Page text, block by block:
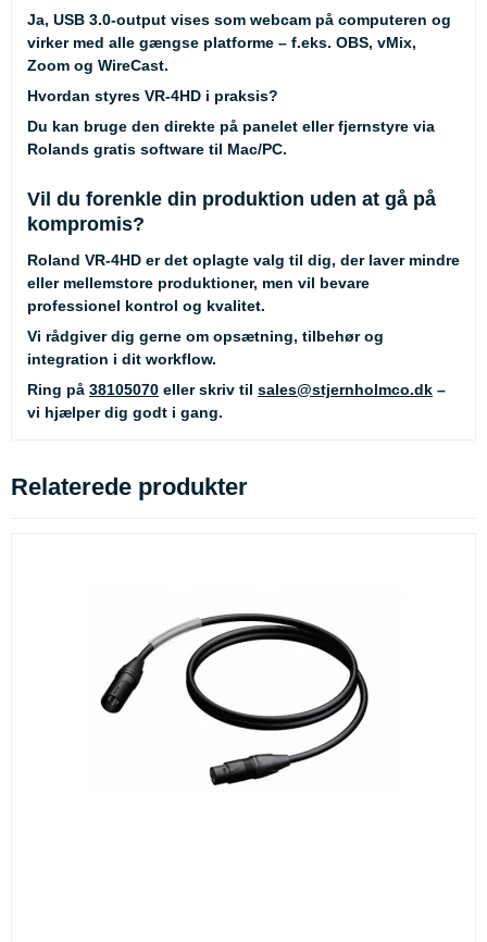
Ja, USB 3.0-output vises som webcam på computeren og
virker med alle gængse platforme – f.eks. OBS, vMix,
Zoom og WireCast.
Hvordan styres VR-4HD i praksis?
Du kan bruge den direkte på panelet eller fjernstyre via
Rolands gratis software til Mac/PC.
Vil du forenkle din produktion uden at gå på
kompromis?
Roland VR-4HD er det oplagte valg til dig, der laver mindre
eller mellemstore produktioner, men vil bevare
professionel kontrol og kvalitet.
Vi rådgiver dig gerne om opsætning, tilbehør og
integration i dit workflow.
Ring på 38105070 eller skriv til sales@stjernholmco.dk –
vi hjælper dig godt i gang.
Relaterede produkter